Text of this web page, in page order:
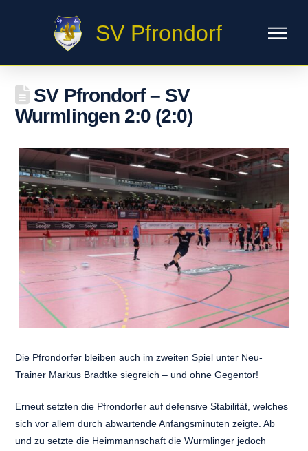
SV Pfrondorf
SV Pfrondorf – SV
Wurmlingen 2:0 (2:0)
Die Pfrondorfer bleiben auch im zweiten Spiel unter Neu-
Trainer Markus Bradtke siegreich – und ohne Gegentor!
Erneut setzten die Pfrondorfer auf defensive Stabilität, welches
sich vor allem durch abwartende Anfangsminuten zeigte. Ab
und zu setzte die Heimmannschaft die Wurmlinger jedoch